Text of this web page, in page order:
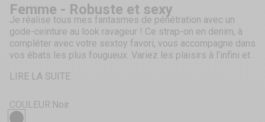
Femme - Robuste et sexy
Je réalise tous mes fantasmes de pénétration avec un
gode-ceinture au look ravageur ! Ce strap-on en denim, à
compléter avec votre sextoy favori, vous accompagne dans
vos ébats les plus fougueux. Variez les plaisirs à l’infini et
!
Plastron robuste,
3 anneaux,
LIRE LA SUITE
COULEUR:Noir